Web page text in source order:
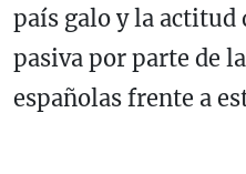
país galo y la actitud
pasiva por parte de
españolas frente a